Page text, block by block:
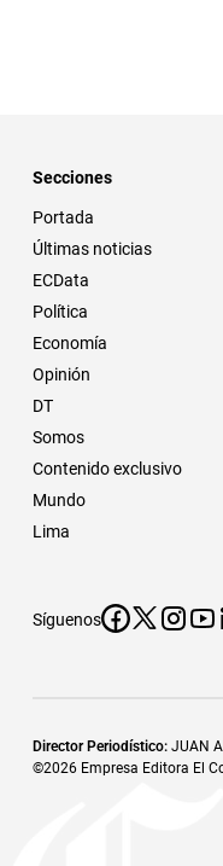
Secciones
Portada
Últimas noticias
ECData
Política
Economía
Opinión
DT
Somos
Contenido exclusivo
Mundo
Lima
Síguenos
Director Periodístico: JUAN
©2026 Empresa Editora El